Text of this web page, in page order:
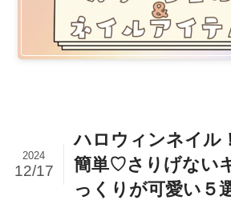
ハロウィンネイル
簡単♡さりげない
っくりが可愛い５
2024
12/17